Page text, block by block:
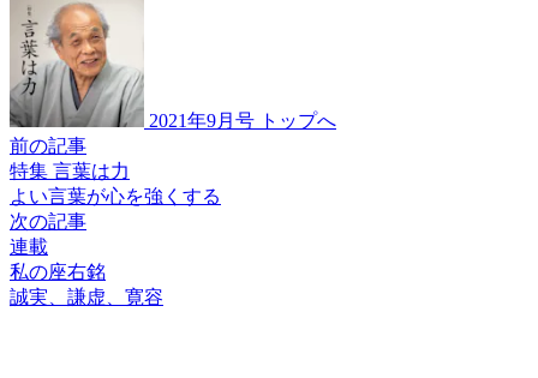
2021年9月号 トップへ
前の記事
特集 言葉は力
よい言葉が心を強くする
次の記事
連載
私の座右銘
誠実、謙虚、寛容